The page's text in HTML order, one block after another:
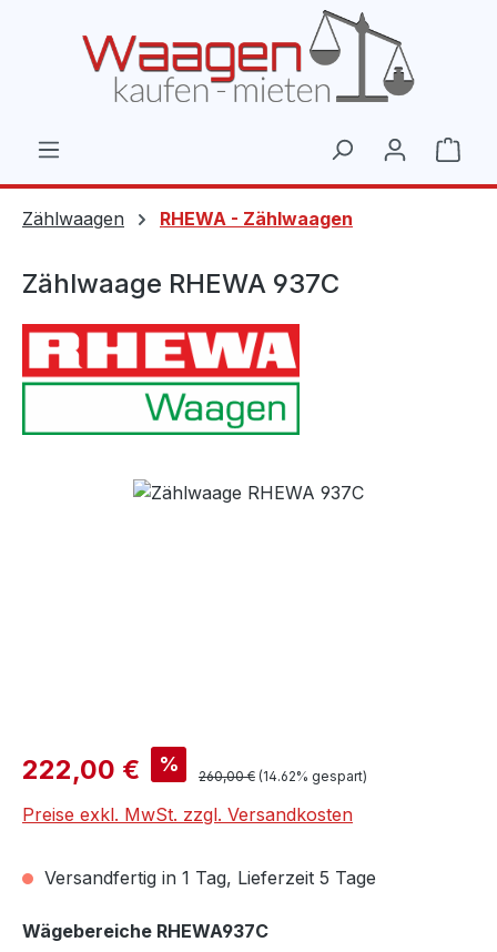
Zählwaagen RHEWA - Zählwaagen
Zählwaage RHEWA 937C
Bildergalerie überspringen
Verkaufspreis:
222,00 € % Regulärer Preis:
260,00 € (14.62% gespart)
Preise exkl. MwSt. zzgl. Versandkosten
Versandfertig in 1 Tag, Lieferzeit 5 Tage
Wägebereiche RHEWA937Causwählen